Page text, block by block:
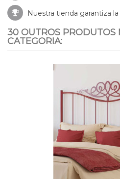
Nuestra tienda garantiza
30 OUTROS PRODUTOS
CATEGORIA: